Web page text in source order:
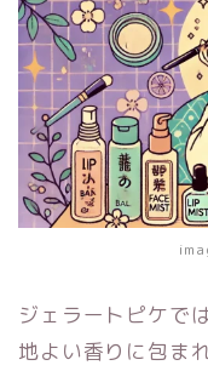
ジェラートピケで
地よい香りに包ま